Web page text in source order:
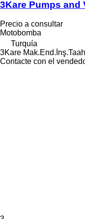
3Kare Pumps and
Precio a consultar
Motobomba
Turquía
3Kare
Contacte con el